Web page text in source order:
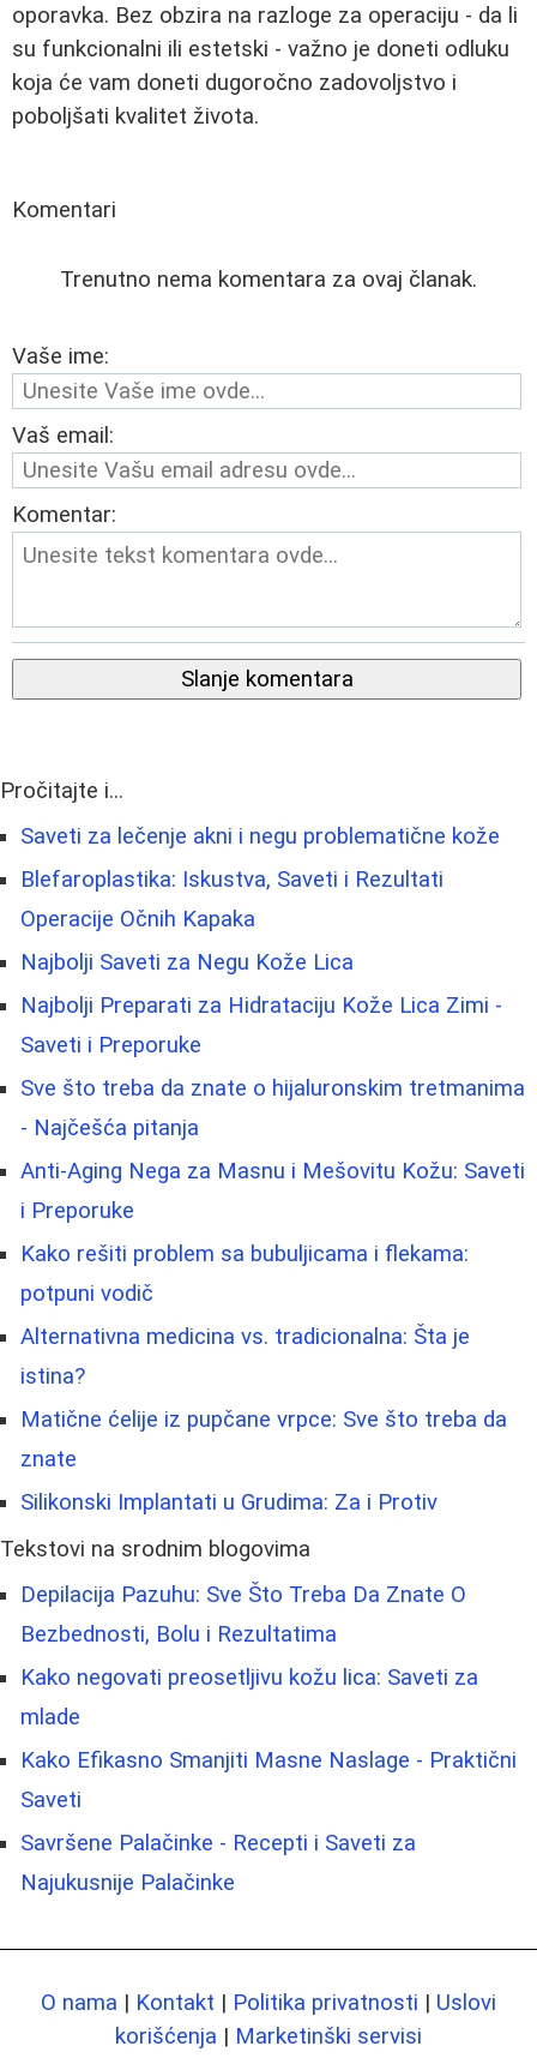
oporavka. Bez obzira na razloge za operaciju - da li
su funkcionalni ili estetski - važno je doneti odluku
koja će vam doneti dugoročno zadovoljstvo i
poboljšati kvalitet života.
Komentari
Trenutno nema komentara za ovaj članak.
Vaše ime:
Vaš email:
Komentar:
Slanje komentara
Pročitajte i...
Saveti za lečenje akni i negu problematične kože
Blefaroplastika: Iskustva, Saveti i Rezultati
Operacije Očnih Kapaka
Najbolji Saveti za Negu Kože Lica
Najbolji Preparati za Hidrataciju Kože Lica Zimi -
Saveti i Preporuke
Sve što treba da znate o hijaluronskim tretmanima
- Najčešća pitanja
Anti-Aging Nega za Masnu i Mešovitu Kožu: Saveti
i Preporuke
Kako rešiti problem sa bubuljicama i flekama:
potpuni vodič
Alternativna medicina vs. tradicionalna: Šta je
istina?
Matične ćelije iz pupčane vrpce: Sve što treba da
znate
Silikonski Implantati u Grudima: Za i Protiv
Tekstovi na srodnim blogovima
Depilacija Pazuhu: Sve Što Treba Da Znate O
Bezbednosti, Bolu i Rezultatima
Kako negovati preosetljivu kožu lica: Saveti za
mlade
Kako Efikasno Smanjiti Masne Naslage - Praktični
Saveti
Savršene Palačinke - Recepti i Saveti za
Najukusnije Palačinke
O nama | Kontakt | Politika privatnosti | Uslovi
korišćenja | Marketinški servisi